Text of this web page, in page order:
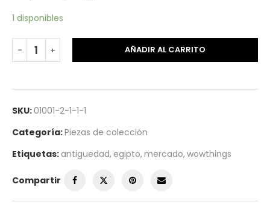
1 disponibles
AÑADIR AL CARRITO
SKU:01001-2-1-1-1
Categoría:Piezas de colección
Etiquetas: antiguedad, egipto, mercado, wowthings
Compartir